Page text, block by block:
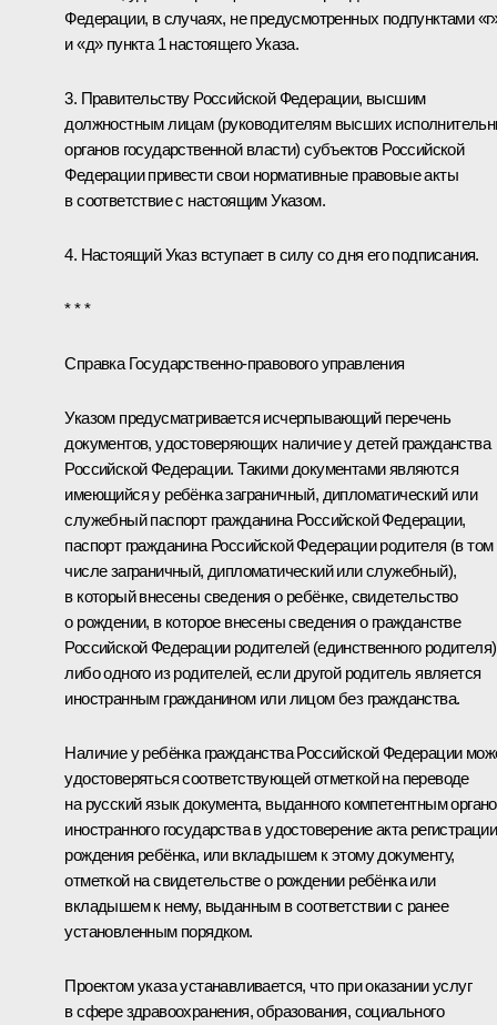
Федерации, в случаях, не предусмотренных подпунктами
и «д» пункта 1 настоящего Указа.
3. Правительству Российской Федерации, высшим
должностным лицам (руководителям высших
органов государственной власти) субъектов Российской
Федерации привести свои нормативные правовые акты
в соответствие с настоящим Указом.
4. Настоящий Указ вступает в силу со дня его подписания.
* * *
Справка Государственно-правового управления
Указом предусматривается исчерпывающий перечень
документов, удостоверяющих наличие у детей гражданства
Российской Федерации. Такими документами являются
имеющийся у ребёнка заграничный, дипломатический или
служебный паспорт гражданина Российской Федерации,
паспорт гражданина Российской Федерации родителя (в том
числе заграничный, дипломатический или служебный),
в который внесены сведения о ребёнке, свидетельство
о рождении, в которое внесены сведения о гражданстве
Российской Федерации родителей (единственного родителя)
либо одного из родителей, если другой родитель является
иностранным гражданином или лицом без гражданства.
Наличие у ребёнка гражданства Российской Федерации
удостоверяться соответствующей отметкой на переводе
на русский язык документа, выданного компетентным
иностранного государства в удостоверение акта регистрации
рождения ребёнка, или вкладышем к этому документу,
отметкой на свидетельстве о рождении ребёнка или
вкладышем к нему, выданным в соответствии с ранее
установленным порядком.
Проектом указа устанавливается, что при оказании услуг
в сфере здравоохранения, образования, социального